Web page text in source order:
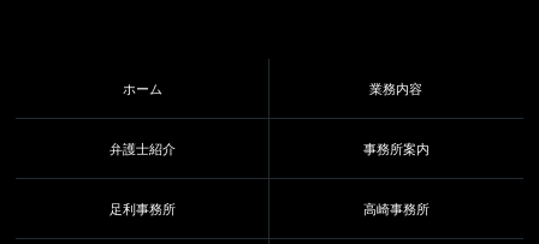
ホーム 業務内容
弁護士紹介 事務所案内
足利事務所 高崎事務所